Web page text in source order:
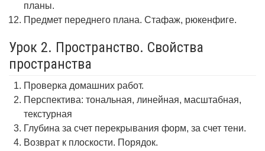
планы.
Предмет переднего плана. Стафаж, рюкенфиге.
Урок 2. Пространство. Свойства
пространства
Проверка домашних работ.
Перспектива: тональная, линейная, масштабная,
текстурная
Глубина за счет перекрывания форм, за счет тени.
Возврат к плоскости. Порядок.